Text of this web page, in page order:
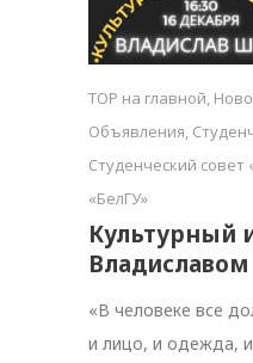
TOP на главной,
Объявления,
Студенческий
«БелГУ»
Культурный
«В человеке все
и лицо, и одежда,